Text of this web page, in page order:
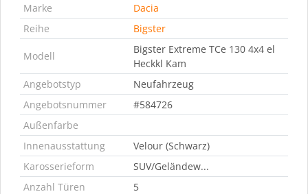
Marke
Dacia
Reihe
Bigster
Modell
Bigster Extreme TCe 130 4x4 el
Heckkl Kam
Angebotstyp
Neufahrzeug
Angebotsnummer
#584726
Außenfarbe
Innenausstattung
Velour (Schwarz)
Karosserieform
SUV/Geländew...
Anzahl Türen
5